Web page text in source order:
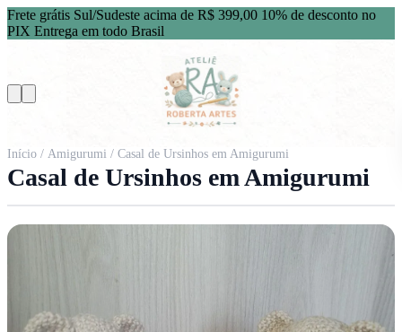
Frete grátis Sul/Sudeste acima de R$ 399,00 10% de desconto no
PIX Entrega em todo Brasil
Início / Amigurumi / Casal de Ursinhos em Amigurumi
Casal de Ursinhos em Amigurumi